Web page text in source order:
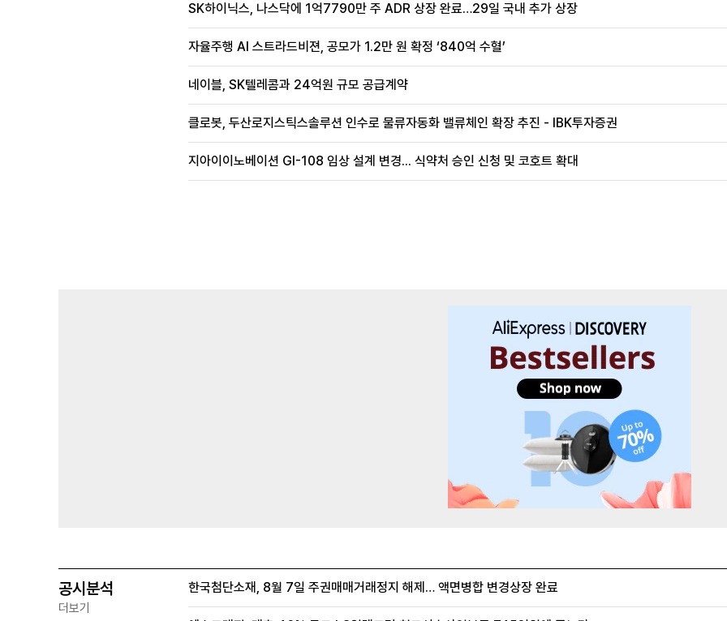
SK하이닉스, 나스닥에 1억7790만 주 ADR 상장 완료…29일 국내 추가 상장
자율주행 AI 스트라드비젼, 공모가 1.2만 원 확정 ‘840억 수혈’
네이블, SK텔레콤과 24억원 규모 공급계약
클로봇, 두산로지스틱스솔루션 인수로 물류자동화 밸류체인 확장 추진 - IBK투자증권
지아이이노베이션 GI-108 임상 설계 변경... 식약처 승인 신청 및 코호트 확대
공시분석
더보기
한국첨단소재, 8월 7일 주권매매거래정지 해제… 액면병합 변경상장 완료